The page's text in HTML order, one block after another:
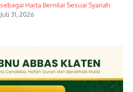
sebagai Harta Bernilai Sesuai Syariah
Juli 31, 2026